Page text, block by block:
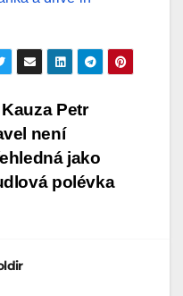
Kauza Petr
není
jako
polévka